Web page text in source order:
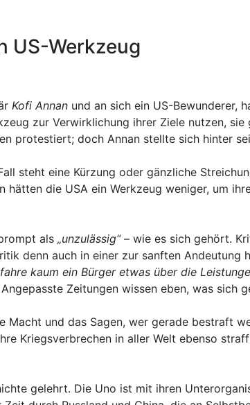
US-Werkzeug
Kofi Annan und an sich ein US-Bewunderer,
zur Verwirklichung ihrer Ziele nutzen,
protestiert; doch Annan stellte sich hinter
steht eine Kürzung oder gänzliche
die USA ein Werkzeug weniger, um
als „unzulässig“– wie es sich gehört.
denn auch in einer zur sanften
kaum ein Bürger etwas über die
Angepasste Zeitungen wissen eben, was sich
und das Sagen, wer gerade bestraft
Kriegsverbrechen in aller Welt ebenso
gelehrt. Die Uno ist mit ihren